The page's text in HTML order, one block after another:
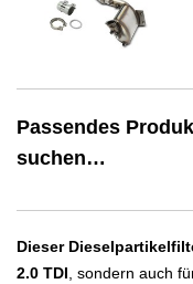
Passendes
suchen…
Dieser
2.0 TDI, sondern auch